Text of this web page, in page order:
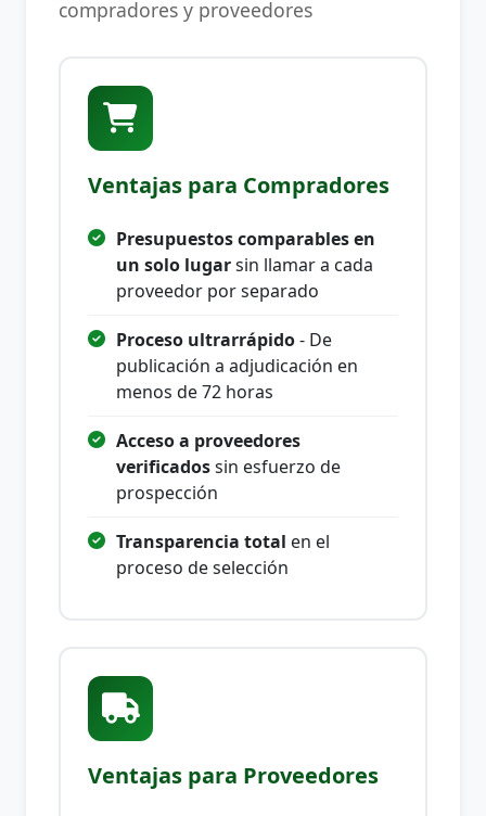
compradores y proveedores
Ventajas para Compradores
Presupuestos comparables en
un solo lugarsin llamar a cada
proveedor por separado
Proceso ultrarrápido- De
publicación a adjudicación en
menos de 72 horas
Acceso a proveedores
verificadossin esfuerzo de
prospección
Transparencia total en el
proceso de selección
Ventajas para Proveedores